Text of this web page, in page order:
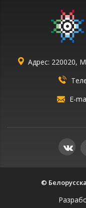
Адрес: 220020,
E-
©